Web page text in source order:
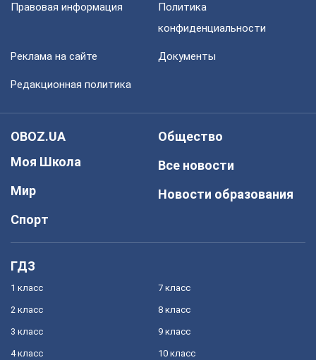
Правовая информация
Политика
конфиденциальности
Реклама на сайте Документы
Редакционная политика
OBOZ.UA
Моя Школа
Мир
Спорт
Общество
Все новости
Новости образования
ГДЗ
1 класс
2 класс
3 класс
4 класс
7 класс
8 класс
9 класс
10 класс